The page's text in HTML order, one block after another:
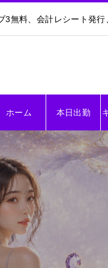
3無料、会計レシート発
ホーム 本日出勤